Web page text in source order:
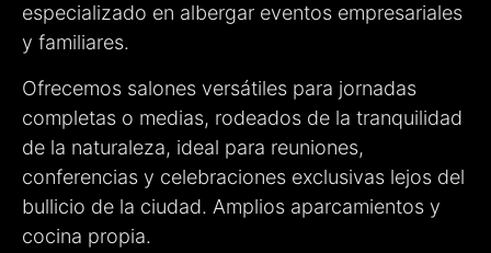
especializado en albergar eventos empresariales
y familiares.
Ofrecemos salones versátiles para jornadas
completas o medias, rodeados de la tranquilidad
de la naturaleza, ideal para reuniones,
conferencias y celebraciones exclusivas lejos del
bullicio de la ciudad. Amplios aparcamientos y
cocina propia.